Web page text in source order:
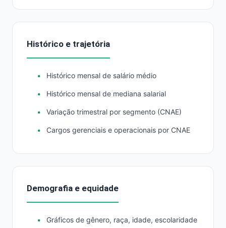
Histórico e trajetória
Histórico mensal de salário médio
Histórico mensal de mediana salarial
Variação trimestral por segmento (CNAE)
Cargos gerenciais e operacionais por CNAE
Demografia e equidade
Gráficos de gênero, raça, idade, escolaridade